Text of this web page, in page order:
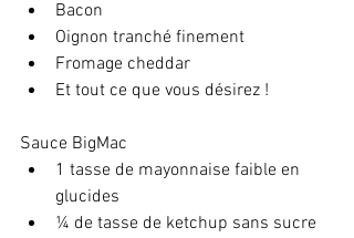
Bacon
Oignon tranché finement
Fromage cheddar
Et tout ce que vous désirez !
Sauce BigMac
1 tasse de mayonnaise faible en
glucides
¼ de tasse de ketchup sans sucre